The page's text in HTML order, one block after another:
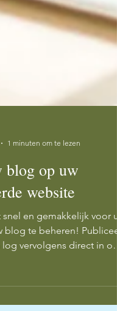
1 minuten om te lezen
op uw
website
en gemakkelijk voor u
blog te beheren! Publiceer